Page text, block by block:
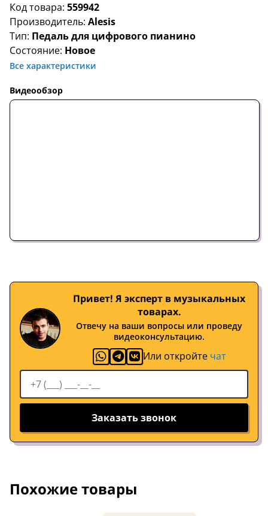
Код товара: 559942
Производитель: Alesis
Тип: Педаль для цифрового пианино
Состояние: Новое
Все характеристики
Видеообзор
Привет! Я эксперт в музыкальных
товарах.
Отвечу на ваши вопросы или проведу
видеоконсультацию.
Или откройте чат
Заказать звонок
Похожие товары